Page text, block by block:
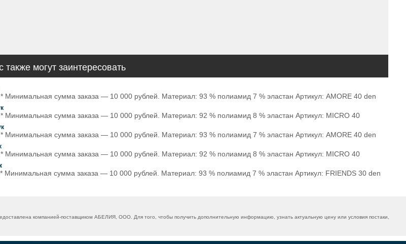
также могут заинтересовать
Минимальная сумма заказа — 10 000 рублей. Материал: 93 % полиамид 7 % эластан Артикул: AMORE 40 den
Минимальная сумма заказа — 10 000 рублей. Материал: 92 % полиамид 8 % эластан Артикул: MICRO 40
Минимальная сумма заказа — 10 000 рублей. Материал: 93 % полиамид 7 % эластан Артикул: AMORE 40 den
Минимальная сумма заказа — 10 000 рублей. Материал: 92 % полиамид 8 % эластан Артикул: MICRO 40
Минимальная сумма заказа — 10 000 рублей. Материал: 93 % полиамид 7 % эластан Артикул: FRIENDS 30 den
компанией-поставщиком АБЕЛИЯ, ООО. Для того, чтобы получить дополнительную информацию, узнать актуальную цену или условия постаки,